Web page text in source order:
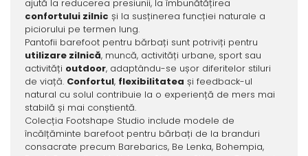
ajută la reducerea presiunii, la îmbunătățirea
confortului zilnic și la susținerea funcției naturale a
piciorului pe termen lung.
Pantofii barefoot pentru bărbați sunt potriviți pentru
utilizare zilnică, muncă, activități urbane, sport sau
activități outdoor, adaptându-se ușor diferitelor stiluri
de viață. Confortul, flexibilitatea și feedback-ul
natural cu solul contribuie la o experiență de mers mai
stabilă și mai conștientă.
Colecția Footshape Studio include modele de
încălțăminte barefoot pentru bărbați de la branduri
consacrate precum Barebarics, Be Lenka, Bohempia,